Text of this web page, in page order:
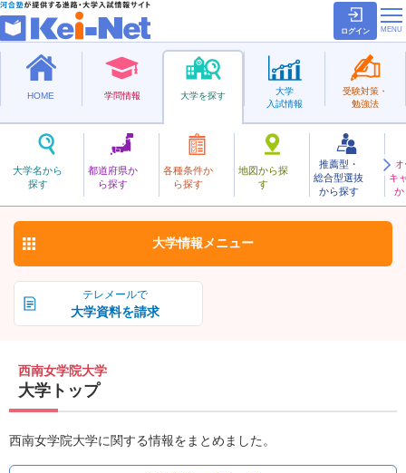
ログイン
HOME 学問情報 大学を探す
大学名から
探す
都道府県か
ら探す
各種条件か
ら探す
地図から探
す
推薦型・
総合型選抜
から探す
キ
か
大学
入試情報
受験対策・
勉強法
私立
せいなんじょがくいん
西南女学院大学 お気に入り
テレメールで
大学資料を請求
大学情報 メニュー
西南女学院大学
大学トップ
西南女学院大学に関する情報をまとめました。